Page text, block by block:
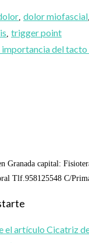
, dolor miofascial,
, trigger point
importancia del
Granada capital:
Tlf.958125548 C/